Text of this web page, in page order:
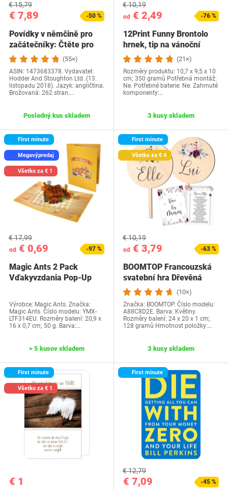
€ 7,89
€ 15,79
-50 %
Povídky v němčině pro
začátečníky: Čtěte pro
radost na své…(55×)
ASIN: 1473683378. Vydavatel:
Hodder And Stoughton Ltd. (13.
listopadu 2018). Jazyk: angličtina.
Brožovaná: 262 stran.…
Posledný kus skladem
od € 2,49
€ 10,19
-76 %
12Print Funny Brontolo
hrnek, tip na vánoční
dárek a…
(21×)
Rozměry produktu: 10,7 x 9,5 x 10
cm; 350 gramů Potřebná montáž:
Ne. Potřebné baterie: Ne. Zahrnuté
komponenty:…
3 kusy skladem
First minute
Megavýpredaj
Všetko za € 1
od € 0,69
€ 17,99
-97 %
Magic Ants 2 Pack
Vďakyvzdania Pop-Up
Výrobce: Magic Ants. Značka:
Magic Ants. Číslo modelu: YMX-
LTF314EU. Rozměry balení: 20,9 x
16 x 0,7 cm; 50 g. Barva:…
> 5 kusov skladem
First minute
Všetko za € 4
od € 3,79
€ 10,19
-63 %
BOOMTOP Francouzská
svatební hra Dřevěná
cedulka a kvízové…
(10×)
Značka: BOOMTOP. Číslo modelu:
A88C8D2E. Barva: Květiny.
Rozměry balení: 24 x 20 x 1 cm;
128 gramů Hmotnost položky:…
3 kusy skladem
First minute
Všetko za € 1
€ 1
First minute
€ 7,09
€ 12,79
-45 %